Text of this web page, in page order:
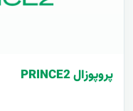
پروپوزال PRINCE2